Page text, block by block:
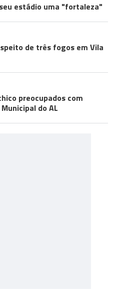
estádio uma "fortaleza"
de três fogos em Vila
preocupados com
do AL